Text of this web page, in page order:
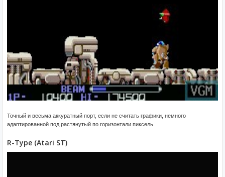
Точный и весьма аккуратный порт, если не считать графики, немного
адаптированной под растянутый по горизонтали пиксель.
R-Type (Atari ST)